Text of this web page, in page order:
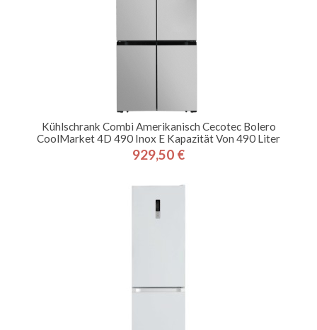
Kühlschrank Combi Amerikanisch Cecotec Bolero
CoolMarket 4D 490 Inox E Kapazität Von 490 Liter
Preis
929,50 €